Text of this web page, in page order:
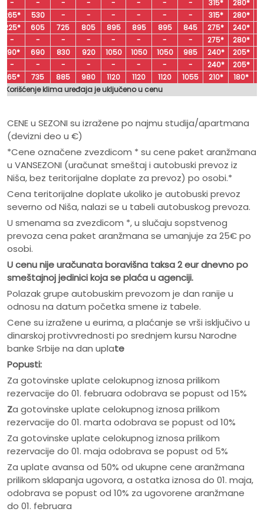
-
- - - - - - - 315* 280*
265*
530 - - - - - - 315* 280*
225*
605 725 805 895 895 895 845 275* 240*
-
- - - - - - - 275* 280*
190*
690 830 920 1050 1050 1050 985 240* 205*
-
- - - - - - - 240* 205*
165*
735 885 980 1120 1120 1120 1055 210* 180*
Korišćenje klima uređaja je uključeno u cenu
CENE u SEZONI su izražene po najmu studija/apartmana
(devizni deo u €)
*Cene označene zvezdicom * su cene paket aranžmana
u VANSEZONI (uračunat smeštaj i autobuski prevoz iz
Niša, bez teritorijalne doplate za prevoz) po osobi.*
Cena teritorijalne doplate ukoliko je autobuski prevoz
severno od Niša, nalazi se u tabeli autobuskog prevoza.
U smenama sa zvezdicom *, u slučaju sopstvenog
prevoza cena paket aranžmana se umanjuje za 25€ po
osobi.
U cenu nije uračunata boravišna taksa 2 eur dnevno po
smeštajnoj jedinici koja se plaća u agenciji.
Polazak grupe autobuskim prevozom je dan ranije u
odnosu na datum početka smene iz tabele.
Cene su izražene u eurima, a plaćanje se vrši isključivo u
dinarskoj protivvrednosti po srednjem kursu Narodne
banke Srbije na dan uplate
Popusti:
Za gotovinske uplate celokupnog iznosa prilikom
rezervacije do 01. februara odobrava se popust od 15%
Za gotovinske uplate celokupnog iznosa prilikom
rezervacije do 01. marta odobrava se popust od 10%
Za gotovinske uplate celokupnog iznosa prilikom
rezervacije do 01. maja odobrava se popust od 5%
Za uplate avansa od 50% od ukupne cene aranžmana
prilikom sklapanja ugovora, a ostatka iznosa do 01. maja,
odobrava se popust od 10% za ugovorene aranžmane
do 01. februara